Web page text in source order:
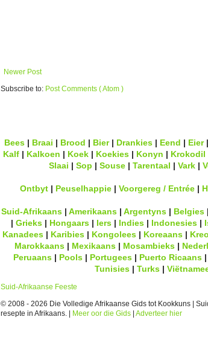
Newer Post
Subscribe to: Post Comments ( Atom )
Bees | Braai | Brood | Bier| Drankies | Eend | Eier|
Kalf| Kalkoen | Koek| Koekies| Konyn | Krokodil
Slaai | Sop | Souse| Tarentaal | Vark|
Ontbyt| Peuselhappie| Voorgereg / Entrée|
Suid-Afrikaans| Amerikaans| Argentyns| Belgies|
| Grieks| Hongaars| Iers| Indies| Indonesies|
Kanadees| Karibies| Kongolees| Koreaans|
Marokkaans | Mexikaans | Mosambieks |
Peruaans| Pools| Portugees| Puerto Ricaans|
Tunisies | Turks |
Suid-Afrikaanse Feeste
© 2008 - 2026 Die Volledige Afrikaanse Gids tot Kookkuns |
resepte in Afrikaans. |
Meer oor die Gids Adverteer hier